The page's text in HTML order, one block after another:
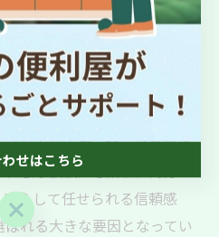
維持できるのが魅力です。
で選ばれる理由
が選ばれる理由は、地域密
にあります。地元の事情や
急な依頼にも柔軟に対応で
心して任せられる信頼感
れる大きな要因となってい
せはこちら
せはこちら